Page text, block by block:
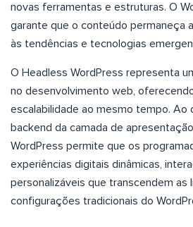
novas ferramentas e estruturas. O
garante que o conteúdo permaneça
às tendências e tecnologias
O Headless WordPress representa
no desenvolvimento web,
escalabilidade ao mesmo tempo. Ao
backend da camada de
WordPress permite que os
experiências digitais dinâmicas,
personalizáveis que transcendem as
configurações tradicionais do